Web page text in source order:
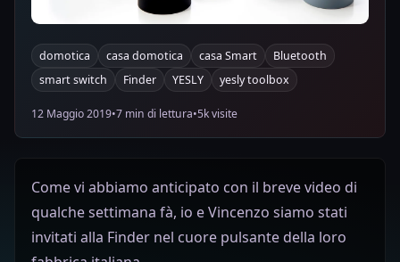
domotica casa domotica casa Smart
Bluetooth
smart switch
Finder YESLY yesly toolbox
12 Maggio 2019•7 min di lettura•5k visite
Come vi abbiamo anticipato con il breve video di
qualche settimana fà, io e Vincenzo siamo stati
invitati alla Finder nel cuore pulsante della loro